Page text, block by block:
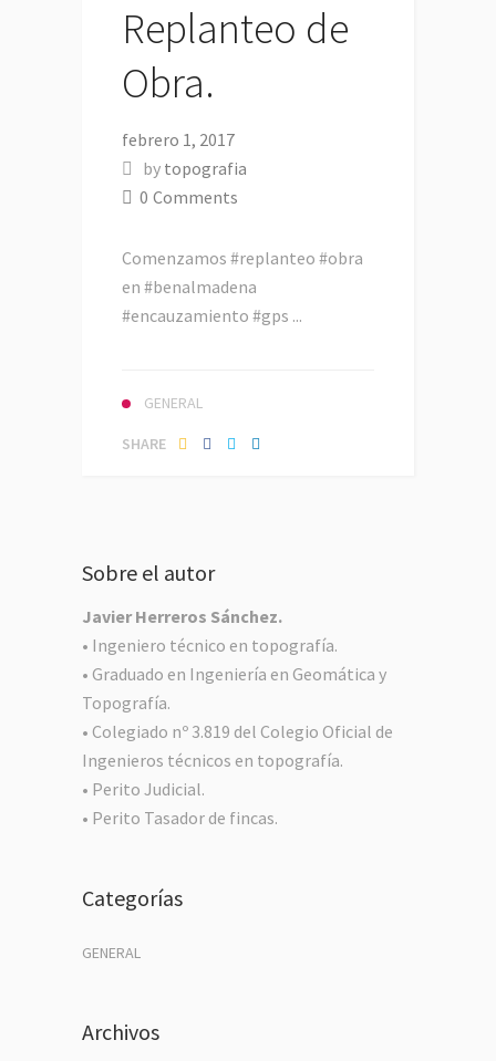
Replanteo de
Obra.
febrero 1, 2017
by topografia
0 Comments
Comenzamos #replanteo #obra
en #benalmadena
#encauzamiento #gps ...
GENERAL
SHARE
Sobre el autor
Javier Herreros Sánchez.
• Ingeniero técnico en topografía.
• Graduado en Ingeniería en Geomática y
Topografía.
• Colegiado nº 3.819 del Colegio Oficial de
Ingenieros técnicos en topografía.
• Perito Judicial.
• Perito Tasador de fincas.
Categorías
GENERAL
Archivos